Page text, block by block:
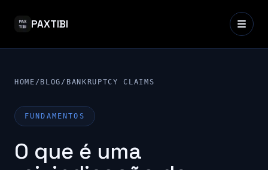
PAXTIBI
HOME / BLOG / BANKRUPTCY CLAIMS
FUNDAMENTOS
O que é uma